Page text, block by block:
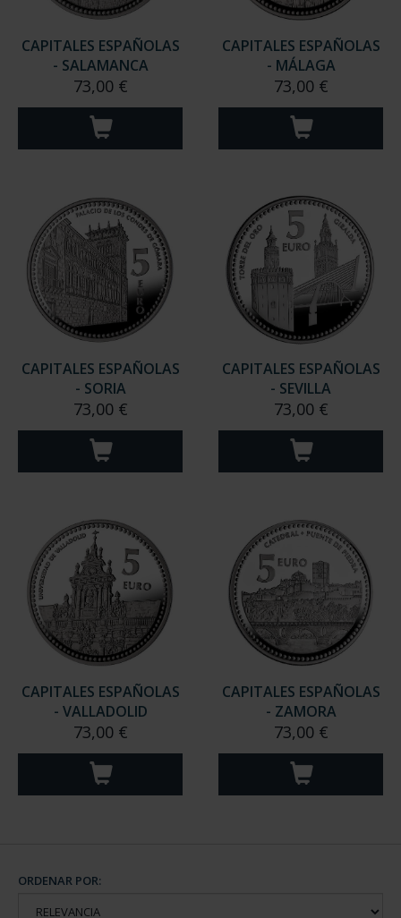
CAPITALES ESPAÑOLAS
- SALAMANCA
73,00 €
CAPITALES ESPAÑOLAS
- MÁLAGA
73,00 €
CAPITALES ESPAÑOLAS
- SORIA
73,00 €
CAPITALES ESPAÑOLAS
- SEVILLA
73,00 €
CAPITALES ESPAÑOLAS
- VALLADOLID
73,00 €
CAPITALES ESPAÑOLAS
- ZAMORA
73,00 €
ORDENAR POR: